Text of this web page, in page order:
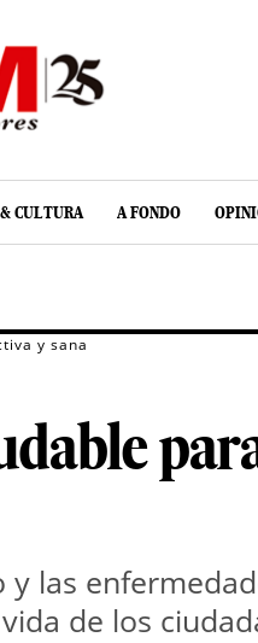
CULTURA A FONDO
y sana
las
de los